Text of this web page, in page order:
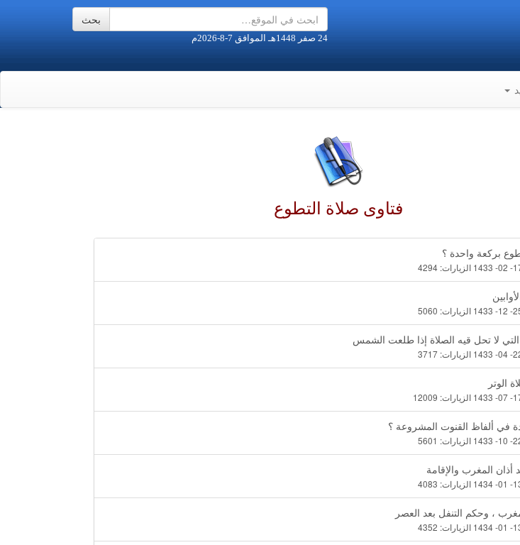
24 صفر 1448هـ الموافق 7-8-2026م
فتاوى صلاة التطوع
بركعة واحدة ؟
17- الزيارات: 4294
25- 12- الزيارات: 5060
لا تحل قيه الصلاة إذا طلعت الشمس
22- 04- الزيارات: 3717
الوتر
17- الزيارات: 12009
في ألفاظ القنوت المشروعة ؟
22- 10- الزيارات: 5601
أذان المغرب والإقامة
13- الزيارات: 4083
، وحكم التنفل بعد العصر
13- الزيارات: 4352